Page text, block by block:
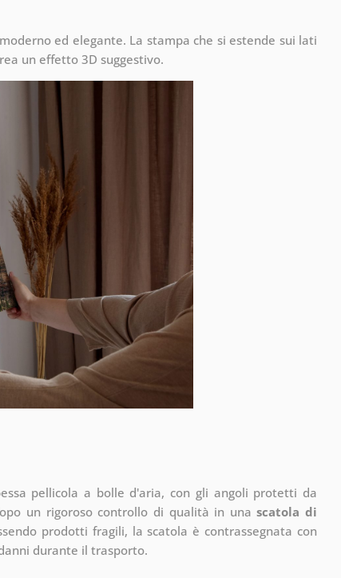
ed elegante. La stampa che si estende sui lati
un effetto 3D suggestivo.
pellicola a bolle d'aria, con gli angoli protetti da
un rigoroso controllo di qualità in unascatola di
prodotti fragili, la scatola è contrassegnata con
durante il trasporto.